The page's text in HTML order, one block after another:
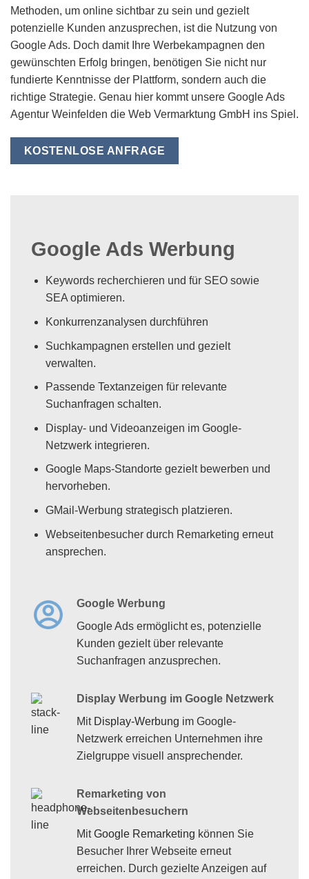
Methoden, um online sichtbar zu sein und gezielt
potenzielle Kunden anzusprechen, ist die Nutzung von
Google Ads. Doch damit Ihre Werbekampagnen den
gewünschten Erfolg bringen, benötigen Sie nicht nur
fundierte Kenntnisse der Plattform, sondern auch die
richtige Strategie. Genau hier kommt unsere Google Ads
Agentur Weinfelden die Web Vermarktung GmbH ins Spiel.
KOSTENLOSE ANFRAGE
Google Ads Werbung
Keywords recherchieren und für SEO sowie
SEA optimieren.
Konkurrenzanalysen durchführen
Suchkampagnen erstellen und gezielt
verwalten.
Passende Textanzeigen für relevante
Suchanfragen schalten.
Display- und Videoanzeigen im Google-
Netzwerk integrieren.
Google Maps-Standorte gezielt bewerben und
hervorheben.
GMail-Werbung strategisch platzieren.
Webseitenbesucher durch Remarketing erneut
ansprechen.
Google Werbung
Google Ads ermöglicht es, potenzielle
Kunden gezielt über relevante
Suchanfragen anzusprechen.
Display Werbung im Google Netzwerk
Mit Display-Werbung im Google-
Netzwerk erreichen Unternehmen ihre
Zielgruppe visuell ansprechender.
Remarketing von
Webseitenbesuchern
MitGoogle Remarketing können Sie
Besucher Ihrer Webseite erneut
erreichen. Durch gezielte Anzeigen auf